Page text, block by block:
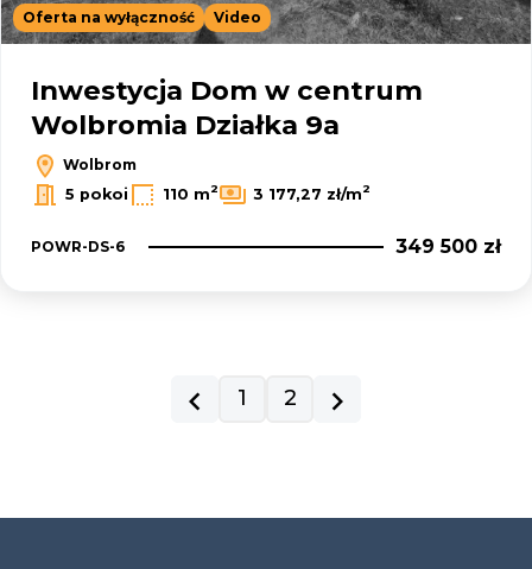
Oferta na wyłączność Video
Inwestycja Dom w centrum
Wolbromia Działka 9a
Wolbrom
5 pokoi
110 m2 3 177,27 zł/m2
POWR-DS-6 349 500 zł
prev 1 2 next